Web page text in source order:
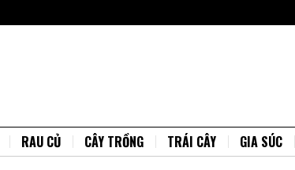
RAU CỦ CÂY TRỒNG TRÁI CÂY GIA SÚC